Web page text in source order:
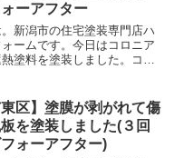
ーアフター
新潟市の住宅塗装専門店ハ
ームです。今日はコロニア
塗料を塗装しました。コロ
→上塗りという流れで塗装し
は仕上げ塗装で...
東区】塗膜が剥がれて傷
を塗装しました(３回
ォーアフター)